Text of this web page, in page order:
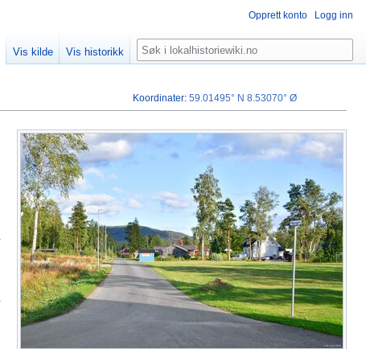
Koordinater:59.01495° N 8.53070° Ø
Opprett konto Logg inn
Vis kilde Vis historikk Søk